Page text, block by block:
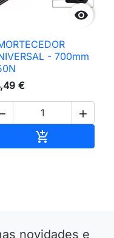

- 700mm
€


novidades e